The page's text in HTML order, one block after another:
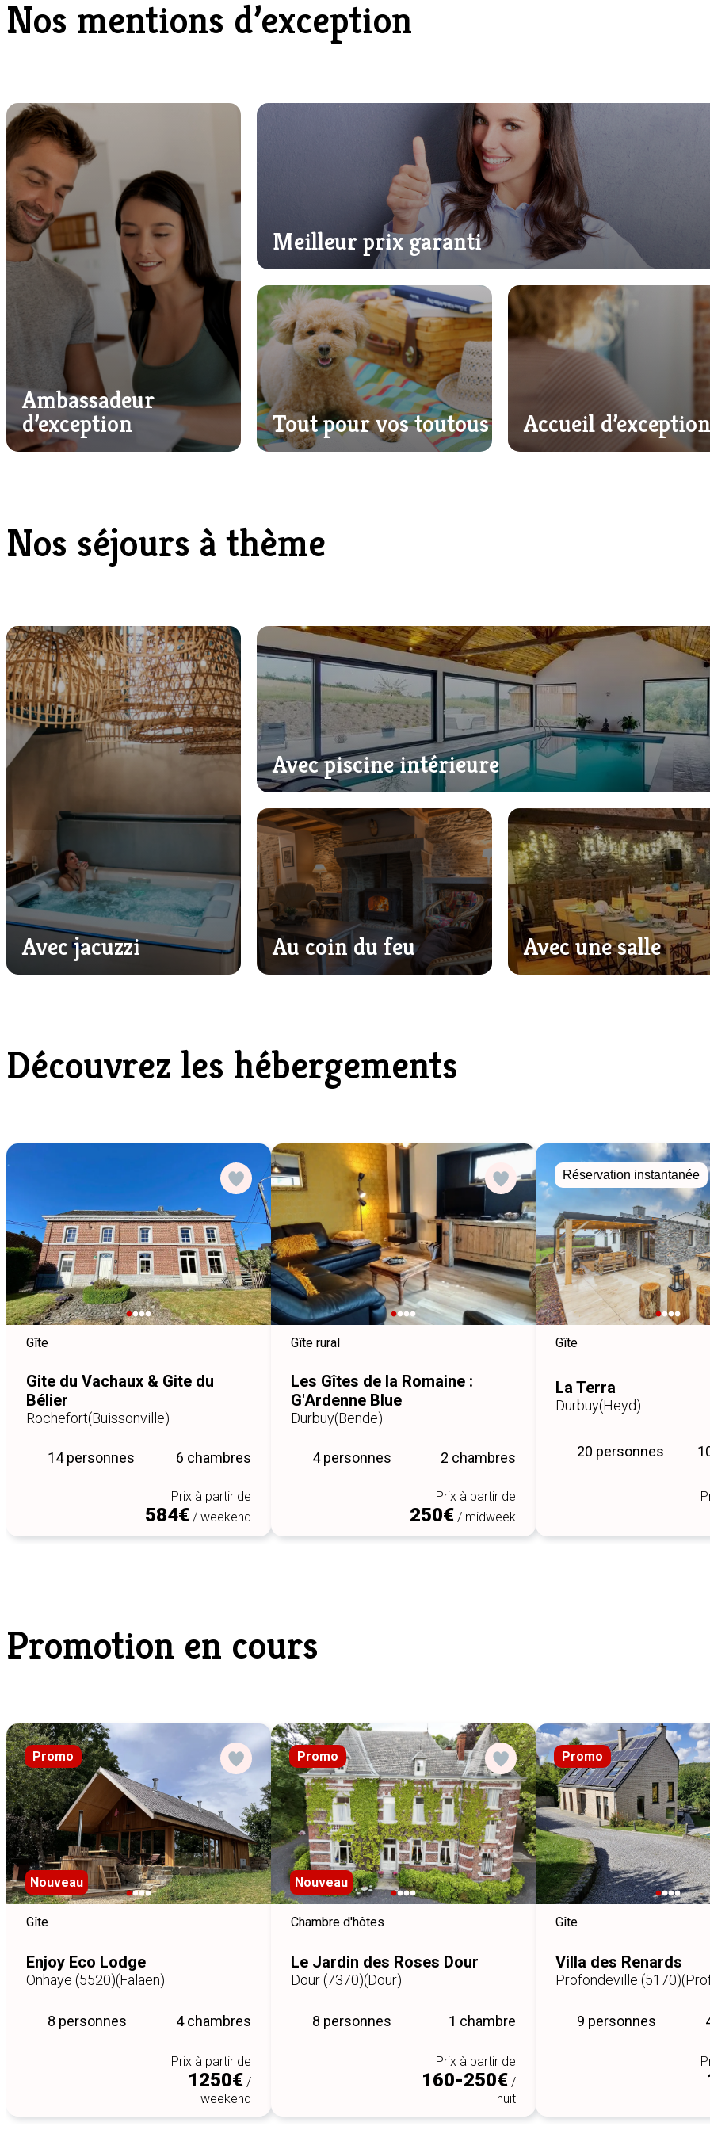
Nos mentions d’exception
Ambassadeur
d’exception
Meilleur prix garanti
Tout pour vos toutous Accueil d’exception
Nos séjours à thème
Avec jacuzzi
Avec piscine intérieure
Au coin du feu Avec une salle
Découvrez les hébergements
Gîte
Gite du Vachaux & Gite du
Bélier
Rochefort(Buissonville)
14 personnes 6 chambres
Prix à partir de
584€ / weekend
Gîte rural
Les Gîtes de la Romaine :
G'Ardenne Blue
Durbuy(Bende)
4 personnes 2 chambres
Prix à partir de
250€ / midweek
Réservation instantanée
Gîte
La Terra
Durbuy(Heyd)
20 personnes
Promotion en cours
Nouveau
Gîte
Enjoy Eco Lodge
Onhaye (5520)(Falaën)
8 personnes 4 chambres
Prix à partir de
1250€ /
weekend
Nouveau
Chambre d'hôtes
Le Jardin des Roses Dour
Dour (7370)(Dour)
8 personnes 1 chambre
Prix à partir de
160-250€ /
nuit
Gîte
Villa des Renards
Profondeville (5170)
9 personnes